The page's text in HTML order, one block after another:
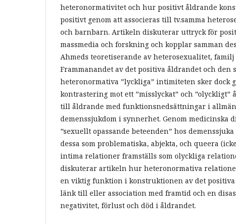
heteronormativitet och hur positivt åldrande
positivt genom att associeras till tv.samma
och barnbarn. Artikeln diskuterar uttryck för
massmedia och forskning och kopplar samman
Ahmeds teoretiserande av heterosexualitet, familj
Frammanandet av det positiva åldrandet och den
heteronormativa ”lyckliga” intimiteten sker dock
kontrastering mot ett ”misslyckat” och ”olyckligt”
till åldrande med funktionsnedsättningar i
demenssjukdom i synnerhet. Genom medicinska
”sexuellt opassande beteenden” hos
dessa som problematiska, abjekta, och queera
intima relationer framställs som olyckliga
diskuterar artikeln hur heteronormativa
en viktig funktion i konstruktionen av det
länk till eller association med framtid och en
negativitet, förlust och död i åldrandet.